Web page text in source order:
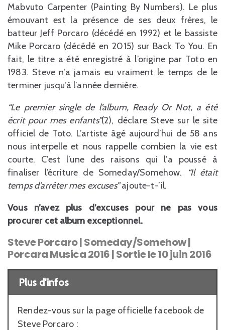
Mabvuto Carpenter (Painting By Numbers). Le plus
émouvant est la présence de ses deux frères, le
batteur Jeff Porcaro (décédé en 1992) et le bassiste
Mike Porcaro (décédé en 2015) sur Back To You. En
fait, le titre a été enregistré à l’origine par Toto en
1983. Steve n’a jamais eu vraiment le temps de le
terminer jusqu’à l’année dernière.
“Le premier single de l’album, Ready Or Not, a été
écrit pour mes enfants”(2), déclare Steve sur le site
officiel de Toto. L’artiste âgé aujourd’hui de 58 ans
nous interpelle et nous rappelle combien la vie est
courte. C’est l’une des raisons qui l’a poussé à
finaliser l’écriture de Someday/Somehow.
“Il était
temps d’arrêter mes excuses”ajoute-t-’il.
Vous n’avez plus d’excuses pour ne pas vous
procurer cet album exceptionnel.
Steve Porcaro | Someday/Somehow |
Porcara Musica 2016 | Sortie le 10 juin 2016
Plus d'infos
Rendez-vous sur la page officielle facebook de
Steve Porcaro :